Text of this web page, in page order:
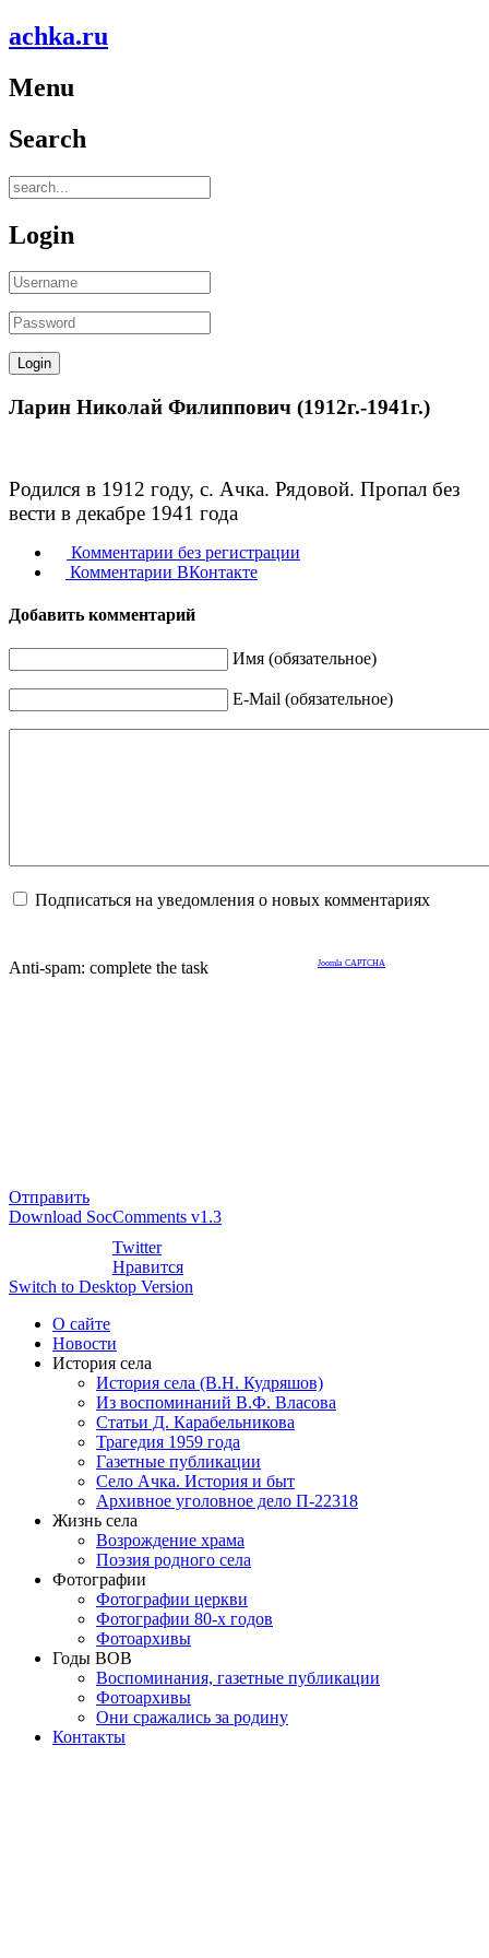
achka.ru
Menu
Search
Login
Ларин Николай Филиппович (1912г.-1941г.)
Родился в 1912 году, с. Ачка. Рядовой. Пропал без
вести в декабре 1941 года
Комментарии без регистрации
Комментарии ВКонтакте
Добавить комментарий
Имя (обязательное)
E-Mail (обязательное)
Подписаться на уведомления о новых комментариях
Anti-spam: complete the task Joomla CAPTCHA
Отправить
Download SocComments v1.3
Twitter
Нравится
Switch to Desktop Version
О сайте
Новости
История села
История села (В.Н. Кудряшов)
Из воспоминаний В.Ф. Власова
Статьи Д. Карабельникова
Трагедия 1959 года
Газетные публикации
Село Ачка. История и быт
Архивное уголовное дело П-22318
Жизнь села
Возрождение храма
Поэзия родного села
Фотографии
Фотографии церкви
Фотографии 80-х годов
Фотоархивы
Годы ВОВ
Воспоминания, газетные публикации
Фотоархивы
Они сражались за родину
Контакты